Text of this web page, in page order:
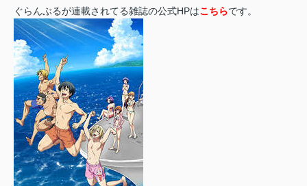
ぐらんぶるが連載されてる雑誌の公式HPはこちらです。